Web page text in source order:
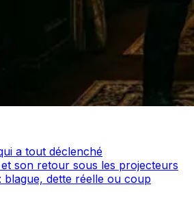
a tout déclenché
et son retour sous les projecteurs
blague, dette réelle ou coup